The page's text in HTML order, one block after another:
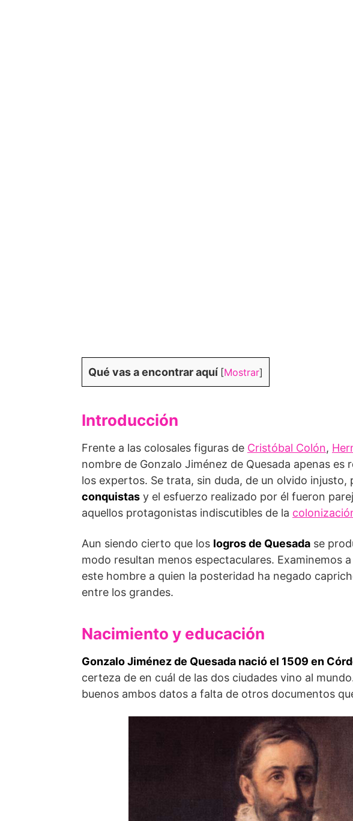
Qué vas a encontrar aquí [Mostrar]
Introducción
Frente a las colosales figuras de Cristóbal Colón,
nombre de Gonzalo Jiménez de Quesada apenas
los expertos. Se trata, sin duda, de un olvido injusto,
conquistas y el esfuerzo realizado por él fueron
aquellos protagonistas indiscutibles de la
Aun siendo cierto que los logros de Quesada se
modo resultan menos espectaculares. Examinemos
este hombre a quien la posteridad ha negado
entre los grandes.
Nacimiento y educación
Gonzalo Jiménez de Quesada nació el 1509 en
certeza de en cuál de las dos ciudades vino al
buenos ambos datos a falta de otros documentos